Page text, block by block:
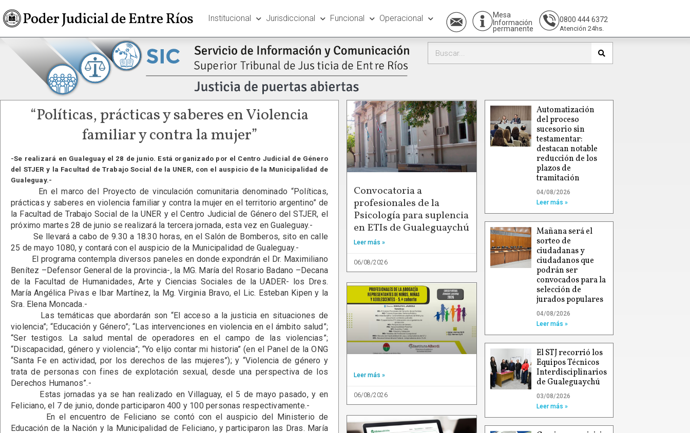
Institucional Jurisdiccional Funcional Operacional
Mesa
Información
permanente
0800 444 6372
Atención 24hs.
“Políticas, prácticas y saberes en Violencia
familiar y contra la mujer”
-Se realizará en Gualeguay el 28 de junio. Está organizado por el Centro Judicial de Género
del STJER y la Facultad de Trabajo Social de la UNER, con el auspicio de la Municipalidad de
Gualeguay.-
En el marco del Proyecto de vinculación comunitaria denominado “Políticas,
prácticas y saberes en violencia familiar y contra la mujer en el territorio argentino” de
la Facultad de Trabajo Social de la UNER y el Centro Judicial de Género del STJER, el
próximo martes 28 de junio se realizará la tercera jornada, esta vez en Gualeguay.-
Se llevará a cabo de 9.30 a 18.30 horas, en el Salón de Bomberos, sito en calle
25 de mayo 1080, y contará con el auspicio de la Municipalidad de Gualeguay.-
El programa contempla diversos paneles en donde expondrán el Dr. Maximiliano
Benítez –Defensor General de la provincia-, la MG. María del Rosario Badano –Decana
de la Facultad de Humanidades, Arte y Ciencias Sociales de la UADER- los Dres.
María Angélica Pivas e Ibar Martínez, la Mg. Virginia Bravo, el Lic. Esteban Kipen y la
Sra. Elena Moncada.-
Las temáticas que abordarán son “El acceso a la justicia en situaciones de
violencia”; “Educación y Género”; “Las intervenciones en violencia en el ámbito salud”;
“Ser testigos. La salud mental de operadores en el campo de las violencias”;
“Discapacidad, género y violencia”; “Yo elijo contar mi historia” (en el Panel de la ONG
“Santa Fe en actividad, por los derechos de las mujeres”); y “Violencia de género y
trata de personas con fines de explotación sexual, desde una perspectiva de los
Derechos Humanos”.-
Estas jornadas ya se han realizado en Villaguay, el 5 de mayo pasado, y en
Feliciano, el 7 de junio, donde participaron 400 y 100 personas respectivamente.-
En el encuentro de Feliciano se contó con el auspicio del Ministerio de
Educación de la Nación y la Municipalidad de Feliciano, y participaron las Dras. María
Convocatoria a
profesionales de la
Psicología para suplencia
en ETIs de Gualeguaychú
Leer más »
06/08/2026
Leer más »
06/08/2026
Automatización
del proceso
sucesorio sin
testamentar:
destacan notable
reducción de los
plazos de
tramitación
04/08/2026
Leer más »
Mañana será el
sorteo de
ciudadanas y
ciudadanos que
podrán ser
convocados para la
selección de
jurados populares
04/08/2026
Leer más »
El STJ recorrió los
Equipos Técnicos
Interdisciplinarios
de Gualeguaychú
03/08/2026
Leer más »